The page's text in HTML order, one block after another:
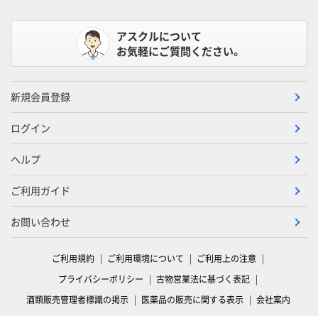
アスクルについて
お気軽にご質問ください。
新規会員登録
ログイン
ヘルプ
ご利用ガイド
お問い合わせ
ご利用規約 ご利用環境について
ご利用上の注意
プライバシーポリシー
古物営業法に基づく表記
酒類販売管理者標識の掲示
医薬品の販売に関する表示 会社案内